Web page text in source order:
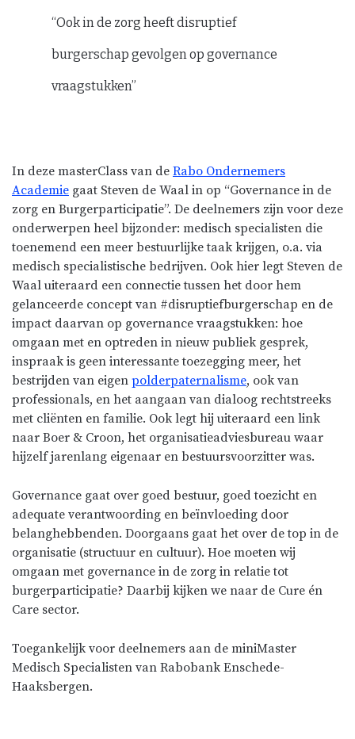
“Ook in de zorg heeft disruptief
burgerschap gevolgen op governance
vraagstukken”
In deze masterClass van de Rabo Ondernemers
Academie gaat Steven de Waal in op “Governance in de
zorg en Burgerparticipatie”. De deelnemers zijn voor deze
onderwerpen heel bijzonder: medisch specialisten die
toenemend een meer bestuurlijke taak krijgen, o.a. via
medisch specialistische bedrijven. Ook hier legt Steven de
Waal uiteraard een connectie tussen het door hem
gelanceerde concept van #disruptiefburgerschap en de
impact daarvan op governance vraagstukken: hoe
omgaan met en optreden in nieuw publiek gesprek,
inspraak is geen interessante toezegging meer, het
bestrijden van eigen polderpaternalisme, ook van
professionals, en het aangaan van dialoog rechtstreeks
met cliënten en familie. Ook legt hij uiteraard een link
naar Boer & Croon, het organisatieadviesbureau waar
hijzelf jarenlang eigenaar en bestuursvoorzitter was.
Governance gaat over goed bestuur, goed toezicht en
adequate verantwoording en beïnvloeding door
belanghebbenden. Doorgaans gaat het over de top in de
organisatie (structuur en cultuur). Hoe moeten wij
omgaan met governance in de zorg in relatie tot
burgerparticipatie? Daarbij kijken we naar de Cure én
Care sector.
Toegankelijk voor deelnemers aan de miniMaster
Medisch Specialisten van Rabobank Enschede-
Haaksbergen.